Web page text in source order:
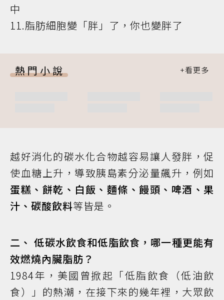
中
11.脂肪細胞變「胖」了，你也變胖了
熱門小說
越好消化的碳水化合物越容易讓人發胖，促
使血糖上升，導致胰島素分泌量飆升，例如
蛋糕、餅乾、白飯、麵條、饅頭、啤酒、果
汁、碳酸飲料等皆是。
二、 低碳水飲食和低脂飲食，哪一種更能有
效燃燒內臟脂肪？
1984年，美國曾掀起「低脂飲食（低油飲
食）」的熱潮，在接下來的幾年裡，大眾飲